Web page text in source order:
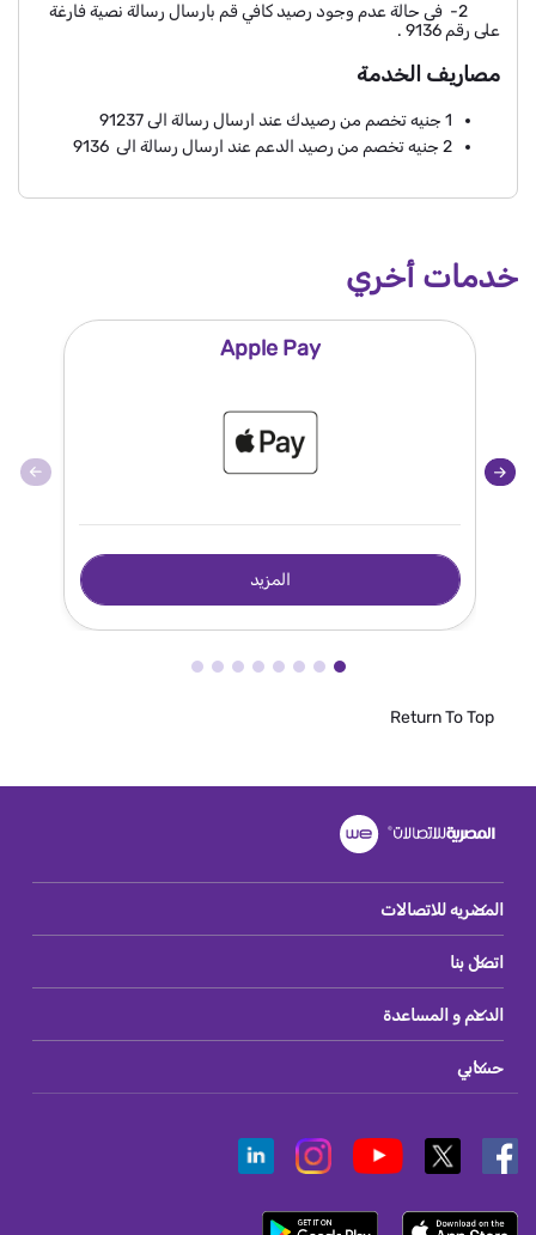
حالةعدم وجود رصيد كافي قم بارسال رسالة نصية فارغة
على رقم 9136 .
مصاريف الخدمة
1 جنيه تخصم من رصيدك عند ارسال رسالة الى 91237
2 جنيه تخصم من رصيد الدعم عند ارسال رسالة الى 9136
خدمات أخري
Apple Pay
المزيد
Return To Top
المصريه للاتصالات
اتصل بنا
الدعم و المساعدة
حسابي